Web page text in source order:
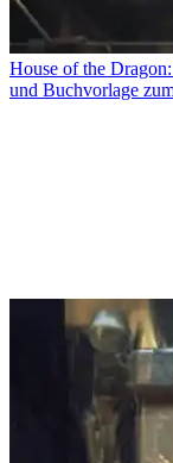
House of the
und Buchvorlage